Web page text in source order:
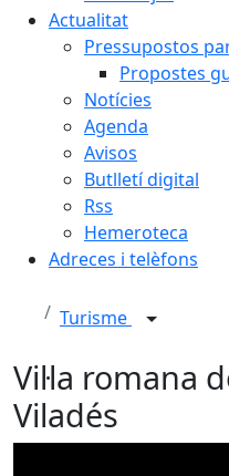
Actualitat
Pressupostos
Propostes
Notícies
Agenda
Avisos
Butlletí digital
Rss
Hemeroteca
Adreces i telèfons
Turisme
Vil·la romana
Viladés